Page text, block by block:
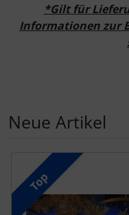
*Gilt für
Informationen zur
Neue Artikel
Es folgt ein
Top